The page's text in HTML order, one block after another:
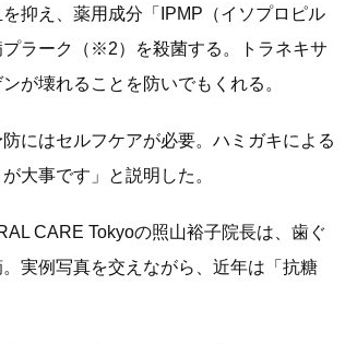
抑え、薬用成分「IPMP（イソプロピル
ラーク（※2）を殺菌する。トラネキサ
が壊れることを防いでもくれる。
にはセルフケアが必要。ハミガキによる
大事です」と説明した。
CARE Tokyoの照山裕子院長は、歯ぐ
実例写真を交えながら、近年は「抗糖